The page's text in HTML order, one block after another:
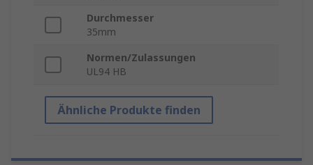
Durchmesser
35mm
Normen/Zulassungen
UL94 HB
Ähnliche Produkte finden